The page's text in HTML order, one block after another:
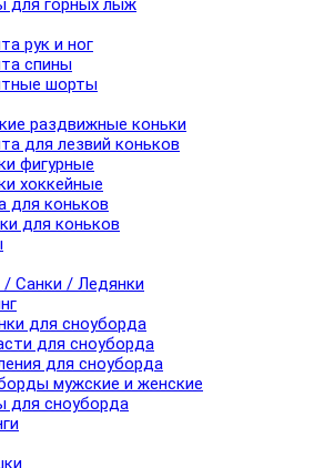
для горных лыж
рук и ног
спины
шорты
раздвижные коньки
для лезвий коньков
фигурные
хоккейные
для коньков
для коньков
Санки / Ледянки
для сноуборда
для сноуборда
для сноуборда
мужские и женские
для сноуборда